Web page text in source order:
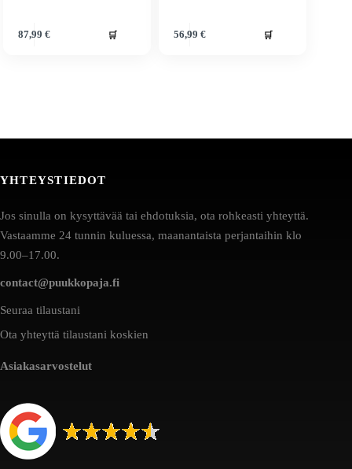
87,99 € 🛒 56,99 € 🛒
YHTEYSTIEDOT
Jos sinulla on kysyttävää tai ehdotuksia, ota rohkeasti yhteyttä.
Vastaamme 24 tunnin kuluessa, maanantaista perjantaihin klo
9.00–17.00.
contact@puukkopaja.fi
Seuraa tilaustani
Ota yhteyttä tilaustani koskien
Asiakasarvostelut